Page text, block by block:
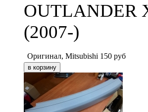
OUTLANDER
(2007-)
Оригинал, Mitsubishi 150 руб